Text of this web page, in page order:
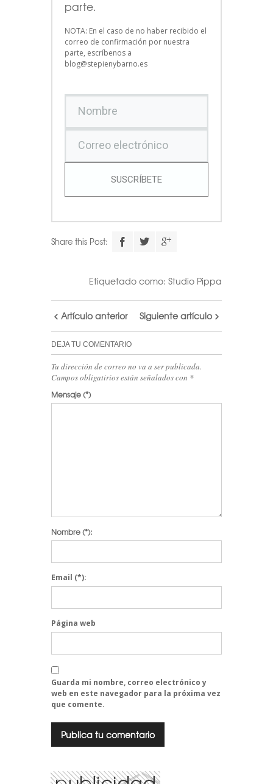
parte.
NOTA: En el caso de no haber recibido el
correo de confirmación por nuestra
parte, escríbenos a
blog@stepienybarno.es
SUSCRÍBETE
Share this Post:
Etiquetado como: Studio Pippa
Artículo anterior Siguiente artículo
DEJA TU COMENTARIO
Tu dirección de correo no va a ser publicada.
Campos obligatirios están señalados con *
Mensaje(*)
Nombre(*):
Email (*):
Página web
Guarda mi nombre, correo electrónico y
web en este navegador para la próxima vez
que comente.